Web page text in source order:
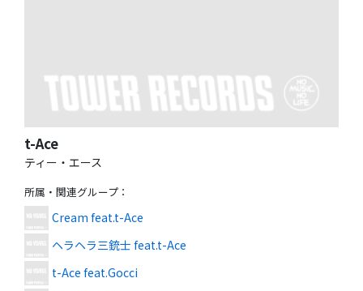
t-Ace
ティー・エース
所属・関連グループ ：
Cream feat.t-Ace
ヘラヘラ三銃士 feat.t-Ace
t-Ace feat.Gocci